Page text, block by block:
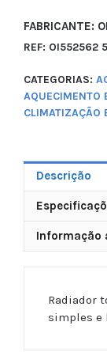
FABRICANTE:
REF: OI552562
CATEGORIAS:
AQUECIMENTO
CLIMATIZAÇÃO
Descrição
Informação
Radiador
simples e